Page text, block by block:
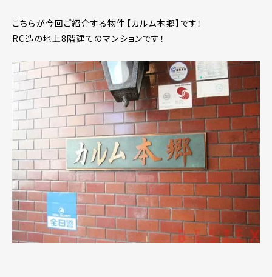
こちらが今回ご紹介する物件【カルム本郷】です！
RC造の地上8階建てのマンションです！